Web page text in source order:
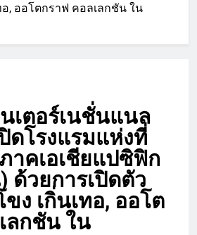
อ, ออโตกราฟ คอลเลกชัน ใน
เตอร์เนชั่นแนล
ดโรงแรมแห่งที่
าคเอเชียแปซิฟิก
ด้วยการเปิดตัว
ง เกิ่นเทอ, ออโต
ลกชัน ใน